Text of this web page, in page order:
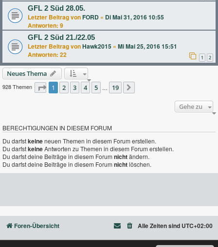
GFL 2 Süd 28.05.
Letzter Beitrag von FORD « Di Mai 31, 2016 10:55
Antworten: 9
GFL 2 Süd 21./22.05
Letzter Beitrag vonHawk2015 « Mi Mai 25, 2016 15:51
Antworten: 22 1 2
Neues Thema
928 Themen Seite1 von 19
1 2 3 4 5 … 19
Gehe zu
BERECHTIGUNGEN IN DIESEM FORUM
Du darfstkeineneuen Themen in diesem Forum erstellen.
Du darfstkeineAntworten zu Themen in diesem Forum erstellen.
Du darfst deine Beiträge in diesem Forumnichtändern.
Du darfst deine Beiträge in diesem Forumnichtlöschen.
Foren-Übersicht Alle Zeiten sind UTC+02:00